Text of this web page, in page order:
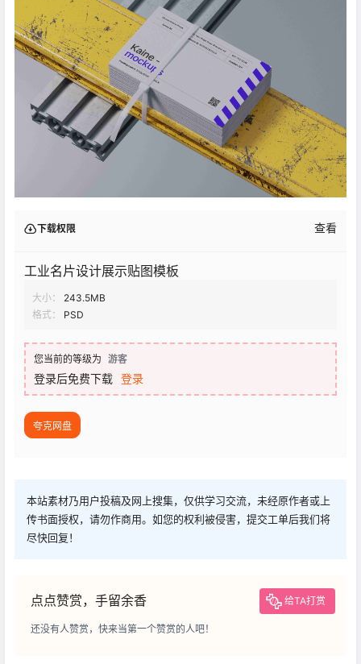
下载权限 查看
工业名片设计展示贴图模板
大小：
243.5MB
格式：
PSD
您当前的等级为 游客
登录后免费下载 登录
夸克网盘
本站素材乃用户投稿及网上搜集，仅供学习交流，未经原作者或上
传书面授权，请勿作商用。如您的权利被侵害，提交工单后我们将
尽快回复！
点点赞赏，手留余香 给TA打赏
还没有人赞赏，快来当第一个赞赏的人吧！